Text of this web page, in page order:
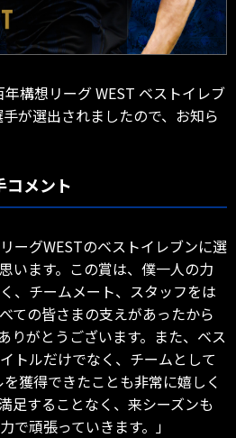
構想リーグ WEST ベストイレブ
が選出されましたので、お知ら
コメント
ーグWESTのベストイレブンに選
います。この賞は、僕一人の力
、チームメート、スタッフをは
ての皆さまの支えがあったから
りがとうございます。また、ベス
トルだけでなく、チームとして
獲得できたことも非常に嬉しく
足することなく、来シーズンも
で頑張っていきます。」